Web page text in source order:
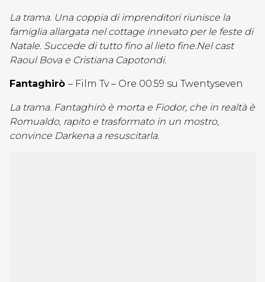
La trama. Una coppia di imprenditori riunisce la
famiglia allargata nel cottage innevato per le feste di
Natale. Succede di tutto fino al lieto fine.Nel cast
Raoul Bova e Cristiana Capotondi.
Fantaghirò – Film Tv – Ore 00:59 su Twentyseven
La trama. Fantaghirò è morta e Fiodor, che in realtà è
Romualdo, rapito e trasformato in un mostro,
convince Darkena a resuscitarla.